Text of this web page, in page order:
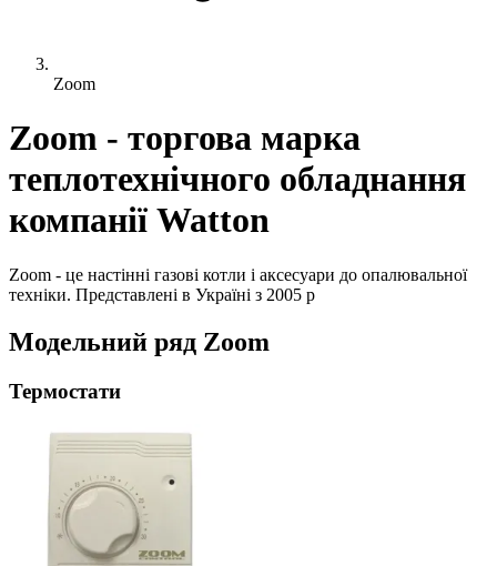
Zoom
Zoom - торгова марка
теплотехнічного обладнання
компанії Watton
Zoom - це настінні газові котли і аксесуари до опалювальної
техніки. Представлені в Україні з 2005 р
Модельний ряд Zoom
Термостати